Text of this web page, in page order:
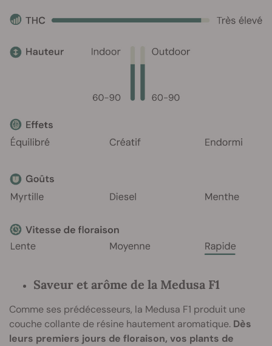
Saveur et arôme de la Medusa F1
Comme ses prédécesseurs, la Medusa F1 produit une
couche collante de résine hautement aromatique. Dès
leurs premiers jours de floraison, vos plants de